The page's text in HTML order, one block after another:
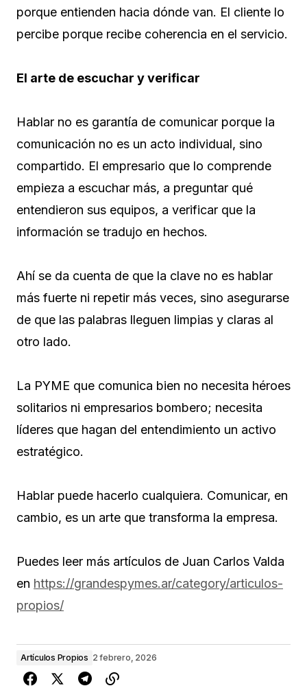
porque entienden hacia dónde van. El cliente lo
percibe porque recibe coherencia en el servicio.
El arte de escuchar y verificar
Hablar no es garantía de comunicar porque la
comunicación no es un acto individual, sino
compartido. El empresario que lo comprende
empieza a escuchar más, a preguntar qué
entendieron sus equipos, a verificar que la
información se tradujo en hechos.
Ahí se da cuenta de que la clave no es hablar
más fuerte ni repetir más veces, sino asegurarse
de que las palabras lleguen limpias y claras al
otro lado.
La PYME que comunica bien no necesita héroes
solitarios ni empresarios bombero; necesita
líderes que hagan del entendimiento un activo
estratégico.
Hablar puede hacerlo cualquiera. Comunicar, en
cambio, es un arte que transforma la empresa.
Puedes leer más artículos de Juan Carlos Valda
en https://grandespymes.ar/category/articulos-
propios/
Artículos Propios 2 febrero, 2026